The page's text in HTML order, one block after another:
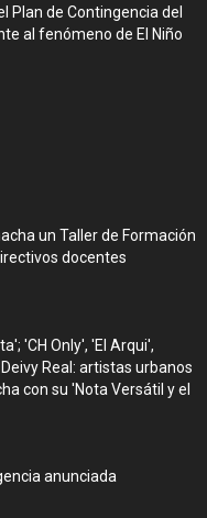
Plan de Contingencia del
al fenómeno de El Niño
un Taller de Formación
docentes
'CH Only', 'El Arqui',
Real: artistas urbanos
con su 'Nota Versátil y el
anunciada